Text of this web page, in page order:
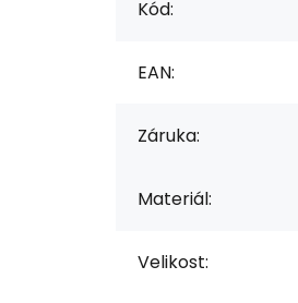
Kód:
EAN:
Záruka:
Materiál:
Velikost: